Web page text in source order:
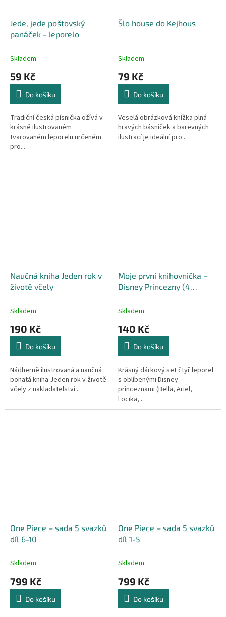
Jede, jede poštovský
panáček - leporelo
Skladem
59 Kč
Do košíku
Tradiční česká písnička ožívá v
krásně ilustrovaném
tvarovaném leporelu určeném
pro...
Šlo house do Kejhous
Skladem
79 Kč
Do košíku
Veselá obrázková knížka plná
hravých básniček a barevných
ilustrací je ideální pro...
Naučná kniha Jeden rok v
životě včely
Skladem
190 Kč
Do košíku
Nádherně ilustrovaná a naučná
bohatá kniha Jeden rok v životě
včely z nakladatelství...
Moje první knihovnička –
Disney Princezny (4
Skladem
140 Kč
Do košíku
Krásný dárkový set čtyř leporel
s oblíbenými Disney
princeznami (Bella, Ariel,
Locika,...
One Piece – sada 5 svazků
díl 6-10
Skladem
799 Kč
Do košíku
One Piece – sada 5 svazků
díl 1-5
Skladem
799 Kč
Do košíku